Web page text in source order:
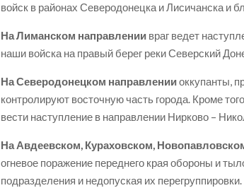
войск в районах Северодонецка и Лисичанска и
На Лиманском направлении враг ведет
наши войска на правый берег реки Северский
На Северодонецком направленииоккупанты,
контролируют восточную часть города. Кроме
вести наступление в направлении Нирково –
На Авдеевском, Кураховском,
огневое поражение переднего края обороны и
подразделения и недопуская их перегруппировки.